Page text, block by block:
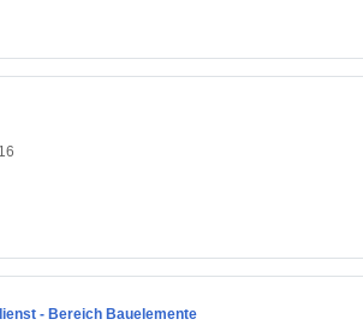
- Bereich Bauelemente